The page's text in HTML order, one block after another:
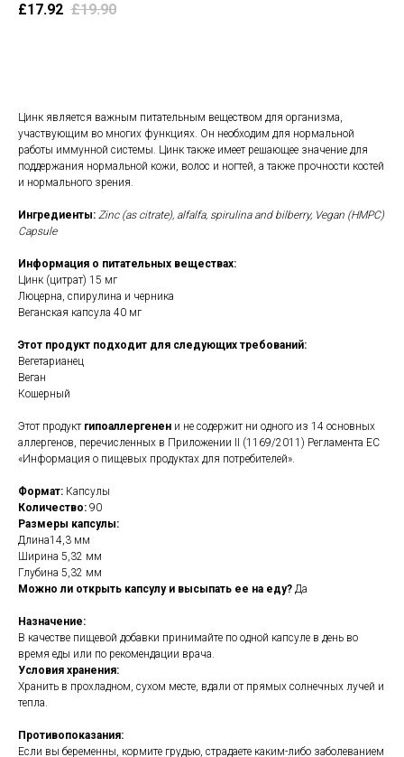
£17.92 £19.90
Цинк является важным питательным веществом для организма,
участвующим во многих функциях. Он необходим для нормальной
работы иммунной системы. Цинк также имеет решающее значение для
поддержания нормальной кожи, волос и ногтей, а также прочности костей
и нормального зрения.
Ингредиенты: Zinc (as citrate), alfalfa, spirulina and bilberry, Vegan (HMPC)
Capsule
Информация о питательных веществах:
Цинк (цитрат) 15 мг
Люцерна, спирулина и черника
Веганская капсула 40 мг
Этот продукт подходит для следующих требований:
Вегетарианец
Веган
Кошерный
Этот продукт гипоаллергенен и не содержит ни одного из 14 основных
аллергенов, перечисленных в Приложении II (1169/2011) Регламента ЕС
«Информация о пищевых продуктах для потребителей».
Формат: Капсулы
Количество: 90
Размеры капсулы:
Длина14,3 мм
Ширина 5,32 мм
Глубина 5,32 мм
Можно ли открыть капсулу и высыпать ее на еду? Да
Назначение:
В качестве пищевой добавки принимайте по одной капсуле в день во
время еды или по рекомендации врача.
Условия хранения:
Хранить в прохладном, сухом месте, вдали от прямых солнечных лучей и
тепла.
Противопоказания:
Если вы беременны, кормите грудью, страдаете каким-либо заболеванием